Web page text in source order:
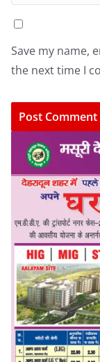
Save my name,
the next time I